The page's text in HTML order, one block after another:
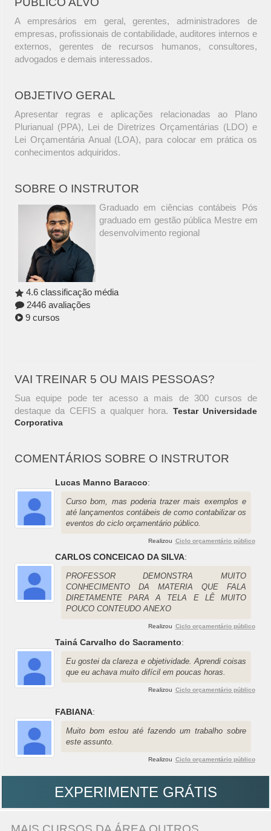
A empresários em geral, gerentes, administradores de
empresas, profissionais de contabilidade, auditores internos e
externos, gerentes de recursos humanos, consultores,
advogados e demais interessados.
OBJETIVO GERAL
Apresentar regras e aplicações relacionadas ao Plano
Plurianual (PPA), Lei de Diretrizes Orçamentárias (LDO) e
Lei Orçamentária Anual (LOA), para colocar em prática os
conhecimentos adquiridos.
SOBRE O INSTRUTOR
Graduado em ciências contábeis Pós
graduado em gestão pública Mestre em
desenvolvimento regional
4.6 classificação média
2446 avaliações
9 cursos
VAI TREINAR 5 OU MAIS PESSOAS?
Sua equipe pode ter acesso a mais de 300 cursos de
destaque da CEFIS a qualquer hora. Testar Universidade
Corporativa
COMENTÁRIOS SOBRE O INSTRUTOR
Lucas Manno Baracco:
Curso bom, mas poderia trazer mais exemplos e
até lançamentos contábeis de como contabilizar os
eventos do ciclo orçamentário público.
Realizou Ciclo orçamentário público
CARLOS CONCEICAO DA SILVA:
PROFESSOR DEMONSTRA MUITO
CONHECIMENTO DA MATERIA QUE FALA
DIRETAMENTE PARA A TELA E LÊ MUITO
POUCO CONTEUDO ANEXO
Realizou Ciclo orçamentário público
Tainá Carvalho do Sacramento:
Eu gostei da clareza e objetividade. Aprendi coisas
que eu achava muito difícil em poucas horas.
Realizou Ciclo orçamentário público
FABIANA:
Muito bom estou até fazendo um trabalho sobre
este assunto.
Realizou Ciclo orçamentário público
EXPERIMENTE GRÁTIS